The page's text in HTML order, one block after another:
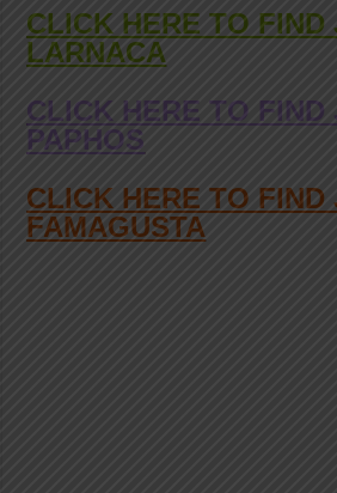
CLICK HERE TO FIND
LARNACA
CLICK HERE TO FIND
PAPHOS
CLICK HERE TO FIND
FAMAGUSTA